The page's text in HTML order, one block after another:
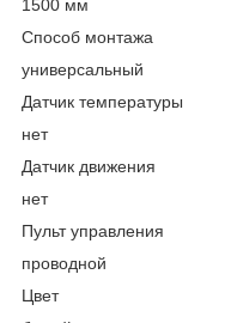
1500 мм
Способ монтажа
универсальный
Датчик температуры
нет
Датчик движения
нет
Пульт управления
проводной
Цвет